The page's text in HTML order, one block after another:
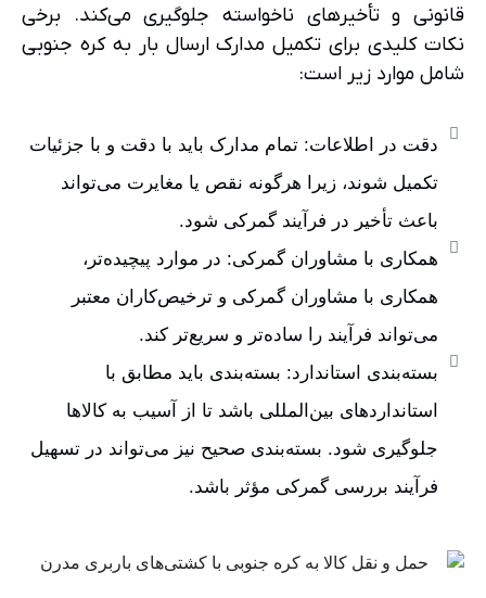
قانونی و تأخیرهای ناخواسته جلوگیری می‌کند. برخی
نکات کلیدی برای تکمیل مدارک ارسال بار به کره جنوبی
شامل موارد زیر است:
دقت در اطلاعات: تمام مدارک باید با دقت و با جزئیات
تکمیل شوند، زیرا هرگونه نقص یا مغایرت می‌تواند
باعث تأخیر در فرآیند گمرکی شود.
همکاری با مشاوران گمرکی: در موارد پیچیده‌تر،
همکاری با مشاوران گمرکی و ترخیص‌کاران معتبر
می‌تواند فرآیند را ساده‌تر و سریع‌تر کند.
بسته‌بندی استاندارد: بسته‌بندی باید مطابق با
استانداردهای بین‌المللی باشد تا از آسیب به کالاها
جلوگیری شود. بسته‌بندی صحیح نیز می‌تواند در تسهیل
فرآیند بررسی گمرکی مؤثر باشد.